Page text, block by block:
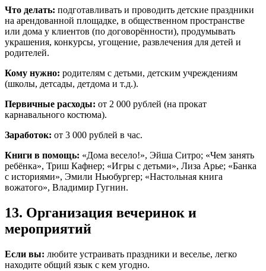
Что делать: подготавливать и проводить детские праздники
на арендованной площадке, в общественном пространстве
или дома у клиентов (по договорённости), продумывать
украшения, конкурсы, угощение, развлечения для детей и
родителей.
Кому нужно: родителям с детьми, детским учреждениям
(школы, детсады, детдома и т.д.).
Первичные расходы: от 2 000 рублей (на прокат
карнавального костюма).
Заработок: от 3 000 рублей в час.
Книги в помощь: «Дома весело!», Эйша Ситро; «Чем занять
ребёнка», Триш Кафнер; «Игры с детьми», Лиза Арье; «Банка
с историями», Эмили Ньюбургер; «Настольная книга
вожатого», Владимир Гугнин.
13. Организация вечеринок и
мероприятий
Если вы: любите устраивать праздники и веселье, легко
находите общий язык с кем угодно.